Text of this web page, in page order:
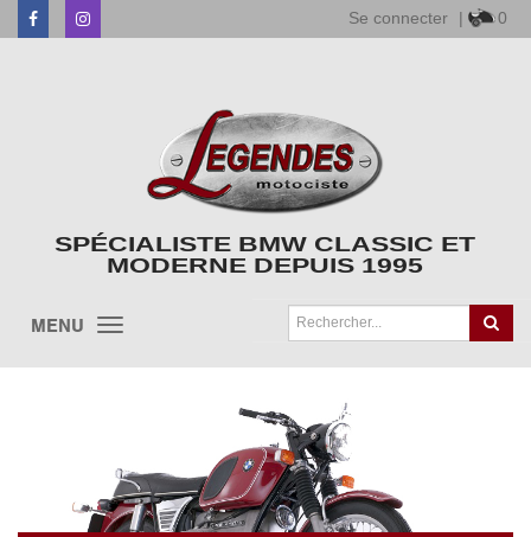
FacebookInstagram Se connecter | 0
SPÉCIALISTE BMW CLASSIC ET
MODERNE DEPUIS 1995
MENU